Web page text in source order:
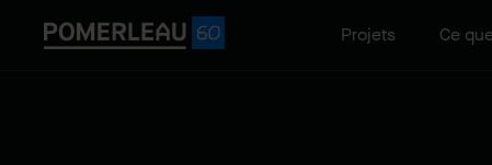
Projets Ce